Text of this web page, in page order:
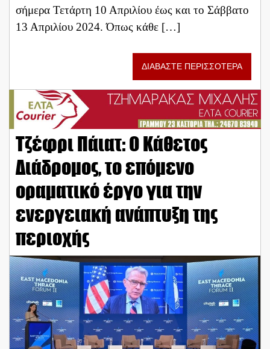
σήμερα Τετάρτη 10 Απριλίου έως και το Σάββατο
13 Απριλίου 2024. Όπως κάθε […]
ΔΙΑΒΑΣΤΕ ΠΕΡΙΣΣΟΤΕΡΑ
Τζέφρι Πάιατ: Ο Κάθετος
Διάδρομος, το επόμενο
οραματικό έργο για την
ενεργειακή ανάπτυξη της
περιοχής